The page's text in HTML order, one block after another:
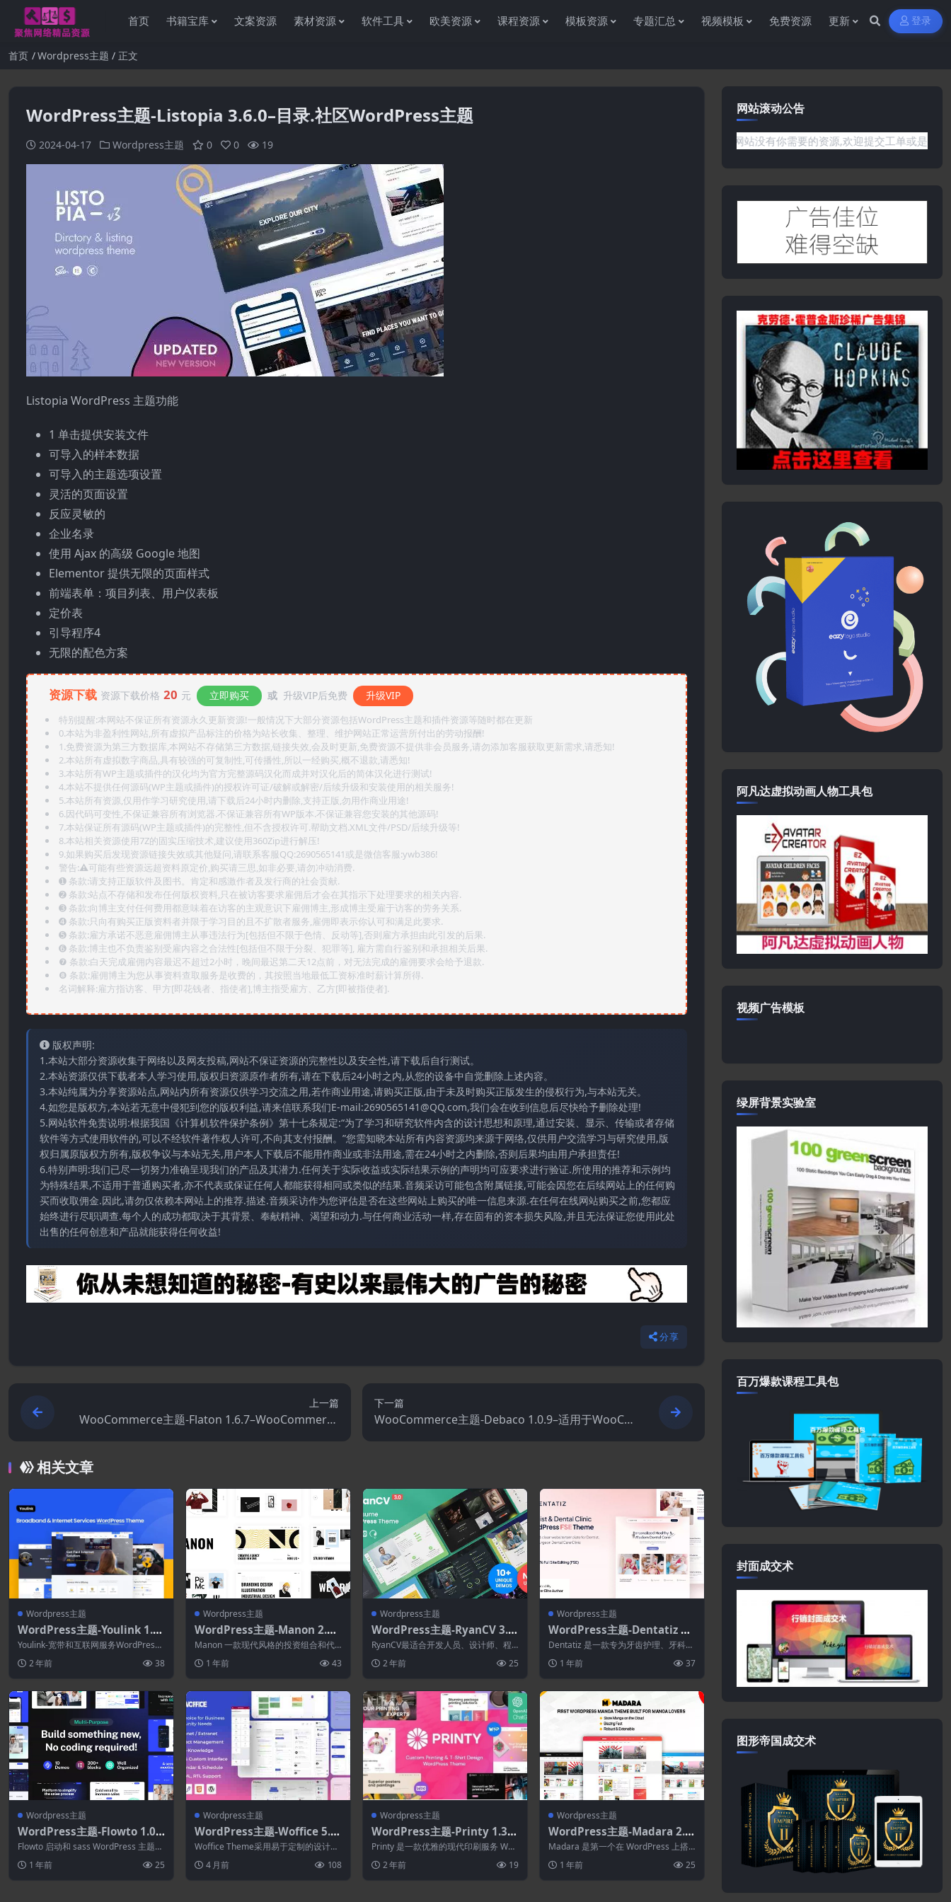
首页 书籍宝库 文案资源 素材资源 软件工具 欧美资源 课程资源 模板资源 专题汇总 视频模板 免费资源 更新 登录
首页 Wordpress主题 正文
WordPress主题-Listopia 3.6.0–目录.社区WordPress主题
2024-04-17 Wordpress主题 0 0 19
Listopia WordPress 主题功能
1 单击提供安装文件
可导入的样本数据
可导入的主题选项设置
灵活的页面设置
反应灵敏的
企业名录
使用 Ajax 的高级 Google 地图
Elementor 提供无限的页面样式
前端表单：项目列表、用户仪表板
定价表
引导程序4
无限的配色方案
资源下载 资源下载价格 20 元 立即购买 或 升级VIP后免费 升级VIP
特别提醒:本网站不保证所有资源永久更新资源!一般情况下大部分资源包括WordPress主题和插件资源等随时都在更新
0.本站为非盈利性网站,所有虚拟产品标注的价格为站长收集、整理、维护网站正常运营所付出的劳动报酬!
1.免费资源为第三方数据库,本网站不存储第三方数据,链接失效,会及时更新,免费资源不提供非会员服务,请勿添加客服获取更新需求,请悉知!
2.本站所有虚拟数字商品,具有较强的可复制性,可传播性,所以一经购买,概不退款,请悉知!
3.本站所有WP主题或插件的汉化均为官方完整源码汉化而成并对汉化后的简体汉化进行测试!
4.本站不提供任何源码(WP主题或插件)的授权许可证/破解或解密/后续升级和安装使用的相关服务!
5.本站所有资源,仅用作学习研究使用,请下载后24小时内删除,支持正版,勿用作商业用途!
6.因代码可变性,不保证兼容所有浏览器.不保证兼容所有WP版本.不保证兼容您安装的其他源码!
7.本站保证所有源码(WP主题或插件)的完整性,但不含授权许可.帮助文档.XML文件/PSD/后续升级等!
8.本站相关资源使用7Z的固实压缩技术,建议使用360Zip进行解压!
9.如果购买后发现资源链接失效或其他疑问,请联系客服QQ:2690565141或是微信客服:ywb386!
警告:⚠️可能有些资源远超资料原定价,购买请三思,如非必要,请勿冲动消费.
➊️ 条款:请支持正版软件及图书。肯定和感激作者及发行商的社会贡献.
➋️ 条款:站点不存储和发布任何版权资料,只在被访客要求雇佣后才会在其指示下处理要求的相关内容.
➌️ 条款:向博主支付任何费用都意味着在访客的主观意识下雇佣博主,形成博主受雇于访客的劳务关系.
➍️ 条款:只向有购买正版资料者并限于学习目的且不扩散者服务,雇佣即表示你认可和满足此要求.
➎ 条款:雇方承诺不恶意雇佣博主从事违法行为[包括但不限于色情、反动等],否则雇方承担由此引发的后果.
➏️ 条款:博主也不负责鉴别受雇内容之合法性[包括但不限于分裂、犯罪等], 雇方需自行鉴别和承担相关后果.
❼ 条款:白天完成雇佣内容最迟不超过2小时，晚间最迟第二天12点前，对无法完成的雇佣要求会给予退款.
❽ 条款:雇佣博主为您从事资料查取服务是收费的，其按照当地最低工资标准时薪计算所得.
名词解释:雇方指访客、甲方[即花钱者、指使者],博主指受雇方、乙方[即被指使者].
版权声明:
1.本站大部分资源收集于网络以及网友投稿,网站不保证资源的完整性以及安全性,请下载后自行测试。
2.本站资源仅供下载者本人学习使用,版权归资源原作者所有,请在下载后24小时之内,从您的设备中自觉删除上述内容。
3.本站纯属为分享资源站点,网站内所有资源仅供学习交流之用,若作商业用途,请购买正版,由于未及时购买正版发生的侵权行为,与本站无关。
4.如您是版权方,本站若无意中侵犯到您的版权利益,请来信联系我们E-mail:2690565141@QQ.com,我们会在收到信息后尽快给予删除处理!
5.网站软件免责说明:根据我国《计算机软件保护条例》第十七条规定:“为了学习和研究软件内含的设计思想和原理,通过安装、显示、传输或者存储
软件等方式使用软件的,可以不经软件著作权人许可,不向其支付报酬。”您需知晓本站所有内容资源均来源于网络,仅供用户交流学习与研究使用,版
权归属原版权方所有,版权争议与本站无关,用户本人下载后不能用作商业或非法用途,需在24小时之内删除,否则后果均由用户承担责任!
6.特别声明:我们已尽一切努力准确呈现我们的产品及其潜力.任何关于实际收益或实际结果示例的声明均可应要求进行验证.所使用的推荐和示例均
为特殊结果,不适用于普通购买者,亦不代表或保证任何人都能获得相同或类似的结果.音频采访可能包含附属链接,可能会因您在后续网站上的任何购
买而收取佣金.因此,请勿仅依赖本网站上的推荐.描述.音频采访作为您评估是否在这些网站上购买的唯一信息来源.在任何在线网站购买之前,您都应
始终进行尽职调查.每个人的成功都取决于其背景、奉献精神、渴望和动力.与任何商业活动一样,存在固有的资本损失风险,并且无法保证您使用此处
出售的任何创意和产品就能获得任何收益!
分享
上一篇
WooCommerce主题-Flaton 1.6.7–WooCommerce
响应式数字主题
下一篇
WooCommerce主题-Debaco 1.0.9–适用于WooCo
mmerce WordPress的厨房用具
相关文章
Wordpress主题
WordPress主题-Youlink 1.0.
1—宽带&互联网WordPress主
题
Youlink-宽带和互联网服务WordPress
2 年前 38
Wordpress主题
WordPress主题-Manon 2.7.
1–作品集和代理WordPress主
题
Manon 一款现代风格的投资组合和代
布局...1 年前 43
Wordpress主题
WordPress主题-RyanCV 3.9.
2–个人作品集简历主题
RyanCV最适合开发人员、设计师、程
家、培训...
2 年前 25
Wordpress主题
WordPress主题-Dentatiz 1.
0.1–牙医和牙科诊所FSE Word
Press主题
Dentatiz 是一款专为牙齿护理、牙科服
1 年前 37
Wordpress主题
WordPress主题-Flowto 1.0.9
–初创企业和SaaS WordPress
主题
Flowto 启动和 sass WordPress 主题适
1 年前 25
Wordpress主题
WordPress主题-Woffice 5.4.
35-内联网.外联网和项目管理W
ordPress主题
Woffice Theme采用易于定制的设计，
4 月前 108
Wordpress主题
WordPress主题-Printy 1.3–
定制印刷和T恤设计WordPres
s主题
Printy 是一款优雅的现代印刷服务 Wor
2 年前 19
Wordpress主题
WordPress主题-Madara 2.2.
4–适用于漫画网站的响应式现
代WordPress主题
Madara 是第一个在 WordPress 上搭
1 年前 25
网站滚动公告
感谢您访问资源杂货铺获取各种信息资源!如果遇到任何问题或是网站没有你需要的资源,欢迎提交工单或是添加客服微信
阿凡达虚拟动画人物工具包
视频广告模板
绿屏背景实验室
百万爆款课程工具包
封面成交术
图形帝国成交术